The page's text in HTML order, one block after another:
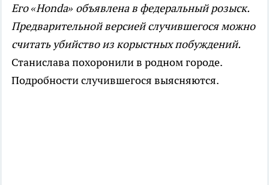
Его «Honda» объявлена в федеральный розыск.
Предварительной версией случившегося можно
считать убийство из корыстных побуждений.
Станислава похоронили в родном городе.
Подробности случившегося выясняются.